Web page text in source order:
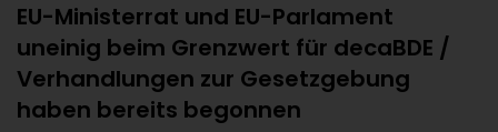
EU-Ministerrat und EU-Parlament
uneinig beim Grenzwert für decaBDE /
Verhandlungen zur Gesetzgebung
haben bereits begonnen